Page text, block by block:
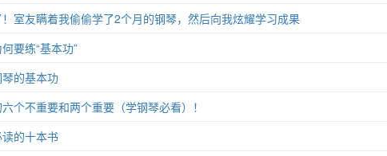
室友瞒着我偷偷学了2个月的钢琴，然后向我炫耀学习成果
要练“基本功”
的基本功
个不重要和两个重要（学钢琴必看）！
的十本书